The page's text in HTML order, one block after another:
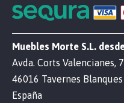
Muebles Morte S.L.
Avda. Corts Valencianes,
46016 Tavernes
España